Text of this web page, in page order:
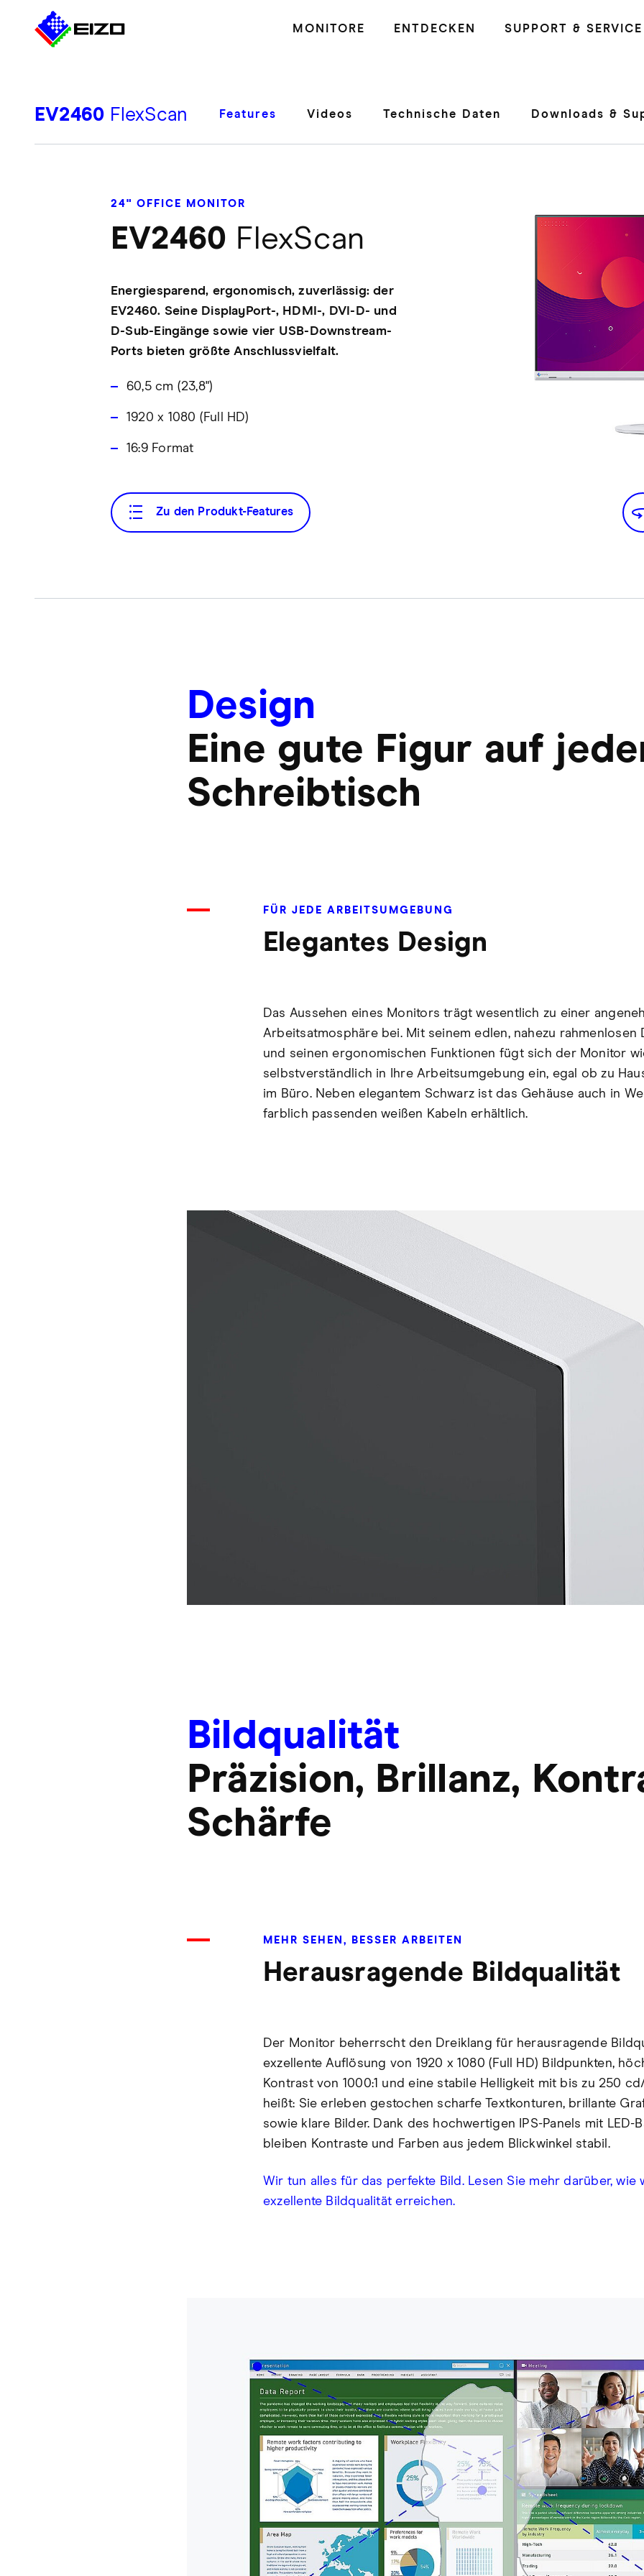
MONITORE ENTDECKEN SUPPORT & SERVICE
EV2460 FlexScan Features Videos Technische Daten Downloads &
24" OFFICE MONITOR
EV2460 FlexScan
Energiesparend, ergonomisch, zuverlässig: der
EV2460. Seine DisplayPort-, HDMI-, DVI-D- und
D-Sub-Eingänge sowie vier USB-Downstream-
Ports bieten größte Anschlussvielfalt.
60,5 cm (23,8")
1920 x 1080 (Full HD)
16:9 Format
Zu den Produkt-Features
Design
Eine gute Figur auf
Schreibtisch
FÜR JEDE ARBEITSUMGEBUNG
Elegantes Design
Das Aussehen eines Monitors trägt wesentlich zu einer
Arbeitsatmosphäre bei. Mit seinem edlen, nahezu rahmenlosen
und seinen ergonomischen Funktionen fügt sich der Monitor
selbstverständlich in Ihre Arbeitsumgebung ein, egal ob zu
im Büro. Neben elegantem Schwarz ist das Gehäuse auch in
farblich passenden weißen Kabeln erhältlich.
Bildqualität
Präzision, Brillanz,
Schärfe
MEHR SEHEN, BESSER ARBEITEN
Herausragende Bildqualität
Der Monitor beherrscht den Dreiklang für herausragende
exzellente Auflösung von 1920 x 1080 (Full HD) Bildpunkten,
Kontrast von 1000:1 und eine stabile Helligkeit mit bis zu 250
heißt: Sie erleben gestochen scharfe Textkonturen, brillante
sowie klare Bilder. Dank des hochwertigen IPS-Panels mit LED-
bleiben Kontraste und Farben aus jedem Blickwinkel stabil.
Wir tun alles für das perfekte Bild. Lesen Sie mehr darüber, wie
exzellente Bildqualität erreichen.